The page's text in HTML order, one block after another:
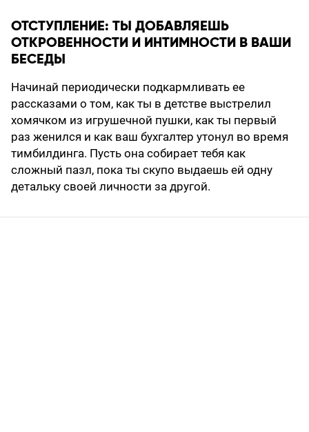
ОТСТУПЛЕНИЕ: ТЫ ДОБАВЛЯЕШЬ
ОТКРОВЕННОСТИ И ИНТИМНОСТИ В ВАШИ
БЕСЕДЫ
Начинай периодически подкармливать ее
рассказами о том, как ты в детстве выстрелил
хомячком из игрушечной пушки, как ты первый
раз женился и как ваш бухгалтер утонул во время
тимбилдинга. Пусть она собирает тебя как
сложный пазл, пока ты скупо выдаешь ей одну
детальку своей личности за другой.